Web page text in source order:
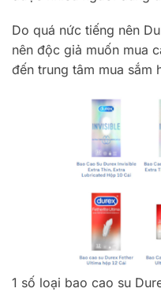
Do quá nức tiếng nên
nên độc giả muốn mua
đến trung tâm mua sắm
1 số loại bao cao su